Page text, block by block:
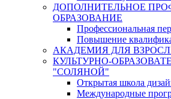
ДОПОЛНИТЕЛЬНОЕ
ОБРАЗОВАНИЕ
Профессиональная
Повышение
АКАДЕМИЯ ДЛЯ
КУЛЬТУРНО-
"СОЛЯНОЙ"
Открытая школа
Международные